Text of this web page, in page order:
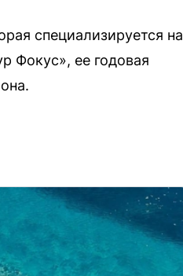
специализируется на
Фокус», ее годовая